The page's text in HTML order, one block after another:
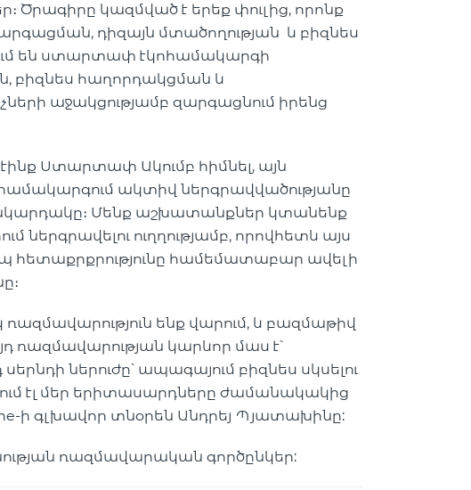
Ծրագիրը կազմված է երեք փուլից, որոնք
դիզայն մտածողության և բիզնես
են ստարտափ էկոհամակարգի
բիզնես հաղորդակցման և
աջակցությամբ զարգացնում իրենց
Ստարտափ Ակումբ հիմնել, այն
ակտիվ ներգրավվածությանը
Մենք աշխատանքներ կտանենք
ուղղությամբ, որովհետև այս
հետաքրքրությունը համեմատաբար ավելի
ենք վարում, և բազմաթիվ
ռազմավարության կարևոր մաս է՝
ներուժը՝ ապագայում բիզնես սկսելու
էլ մեր երիտասարդները ժամանակակից
ի գլխավոր տնօրեն Անդրեյ Պյատախինը:
ռազմավարական գործընկեր: